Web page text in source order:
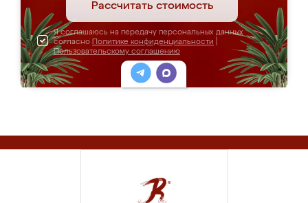
Рассчитать стоимость
Я соглашаюсь на передачу персональных данных
согласно Политике конфиденциальности
Пользовательскому соглашению